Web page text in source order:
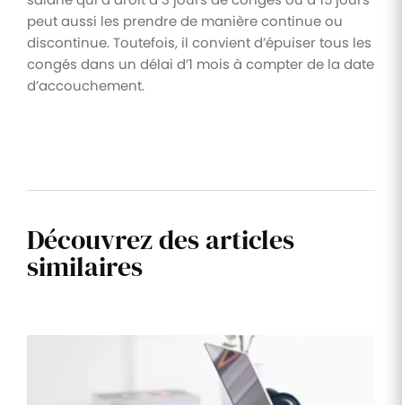
peut aussi les prendre de manière continue ou
discontinue. Toutefois, il convient d’épuiser tous les
congés dans un délai d’1 mois à compter de la date
d’accouchement.
Découvrez des articles
similaires